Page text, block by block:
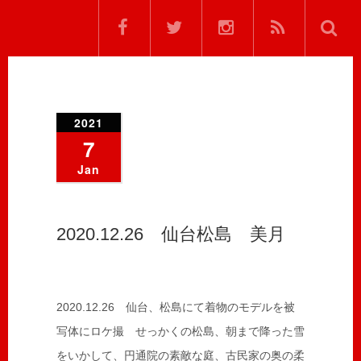
2021
7
Jan
2020.12.26 仙台松島 美月
2020.12.26 仙台、松島にて着物のモデルを被
写体にロケ撮 せっかくの松島、朝まで降った雪
をいかして、円通院の素敵な庭、古民家の奥の柔